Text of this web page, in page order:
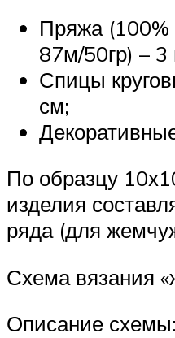
Пряжа
87м/50гр) – 3
Спицы
см;
По образцу
изделия
ряда (для
Схема вязания
Описание схемы: